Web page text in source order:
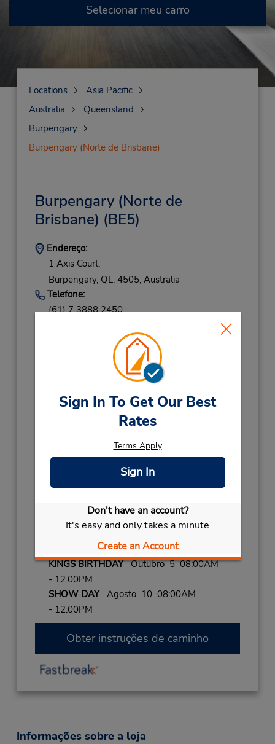
Sign In To Get Our Best
Rates
Terms Apply
Sign In
Don't have an account?
It's easy and only takes a minute
Create an Account
Selecionar meu carro
Locations
Asia Pacific
Australia
Queensland
Burpengary
Burpengary (Norte de Brisbane)
Burpengary (Norte de
Brisbane) (BE5)
Endereço:
1 Axis Court,
Burpengary, QL, 4505, Australia
Telefone:
(61) 7 3888 2450
Sun 7:30 AM - 5:30 PM; Mon - Fri 7:00 AM -
6:00 PM; Sat 7:00 AM - 5:30 PM
Horário de feriado:
2027
AUSTRALIA DAYJaneiro 26 08:00AM
NEW YEARS DAYJaneiro 1 08:00AM
- 12:00PM
BOXING DAY HOLDezembro 28 08:00AM
- 12:00PM
BOXING DAY
Dezembro 26 08:00AM
CHRISTMAS DAYDezembro 25 closed
KINGS BIRTHDAYOutubro 5 08:00AM
- 12:00PM
SHOW DAYAgosto 10 08:00AM
- 12:00PM
Obter instruções de caminho
Informações sobre a loja